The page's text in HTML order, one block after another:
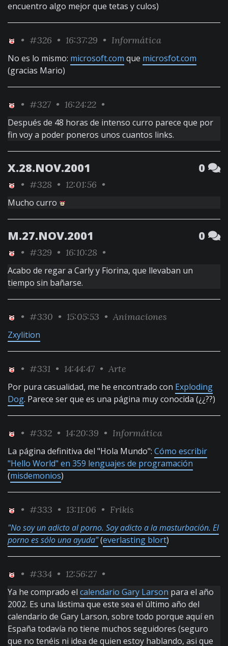
encuentro algo mejor que tetas y culos)
• #326 • 16:37:29 • Informática
No es lo mismo: microsoft.com que microsfot.com
(gracias Mario)
• #327 • 16:24:22 •
Después de 48 horas de intenso curro parece que por
fin voy a poder poneros unos cuantos links.
X.28.NOV.2001 0
• #328 • 12:01:56 •
Mucho curro
M.27.NOV.2001 0
• #329 • 16:10:28 •
Acabo de regar a Carly y Fiorina, que llevaban un
tiempo sin bañarse.
• #330 • 15:05:53 • Animaciones
Zxylition
• #331 • 14:44:47 • Arte
Por pura casualidad, me he encontrado con Exploding
Dog. Parece ser que es una página muy conocida (¿¿??)
• #332 • 14:20:39 • Informática
La página definitiva del "Hola Mundo": Cómo escribir
"Hello World" en 359 lenguajes de programación
(misdemonios)
• #333 • 13:11:06 • Frikis
"No soy un adicto al porno. Soy adicto a la masturbación. El
porno es sólo una ayuda"(everlasting blort)
• #334 • 12:56:27 •
Ya he comprado el calendario Gary Larson para el año
2002. Es una lástima que este sea el último año del
calendario de Gary Larson, sobre todo porque aquí en
España todavía no tiene muchos seguidores (seguro
que no tenéis ni idea de quien estoy hablando, asi que